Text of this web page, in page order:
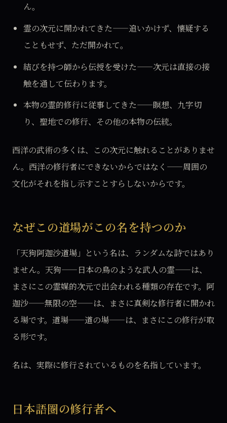
ん。
霊の次元に開かれてきた——追いかけず、懐疑する
こともせず、ただ開かれて。
結びを持つ師から伝授を受けた——次元は直接の接
触を通して伝わります。
本物の霊的修行に従事してきた——瞑想、九字切
り、聖地での修行、その他の本物の伝統。
西洋の武術の多くは、この次元に触れることがありませ
ん。西洋の修行者にできないからではなく——周囲の
文化がそれを指し示すことすらしないからです。
なぜこの道場がこの名を持つのか
「天狗阿迦沙道場」という名は、ランダムな詩ではあり
ません。天狗——日本の鳥のような武人の霊——は、
まさにこの霊媒的次元で出会われる種類の存在です。阿
迦沙——無限の空——は、まさに真剣な修行者に開かれ
る場です。道場——道の場——は、まさにこの修行が取
る形です。
名は、実際に修行されているものを名指しています。
日本語圏の修行者へ